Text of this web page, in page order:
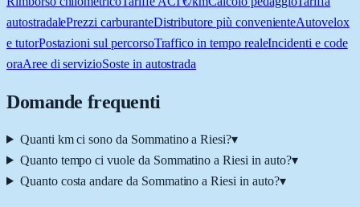
autostradalePrezzi carburanteDistributore più convenienteAutovelox
e tutorPostazioni sul percorsoTraffico in tempo realeIncidenti e code
oraAree di servizioSoste in autostrada
Domande frequenti
Quanti km ci sono da Sommatino a Riesi?▾
Quanto tempo ci vuole da Sommatino a Riesi in auto?▾
Quanto costa andare da Sommatino a Riesi in auto?▾